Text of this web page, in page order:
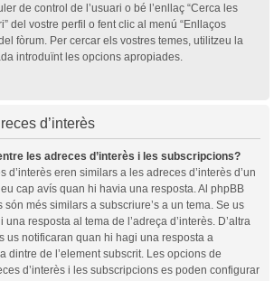
de control de l’usuari o bé l’enllaç “Cerca les
del vostre perfil o fent clic al menú “Enllaços
fòrum. Per cercar els vostres temes, utilitzeu la
introduïnt les opcions apropiades.
d’interès
les adreces d’interès i les subscripcions?
d’interès eren similars a les adreces d’interès d’un
cap avís quan hi havia una resposta. Al phpBB
són més similars a subscriure’s a un tema. Se us
resposta al tema de l’adreça d’interès. D’altra
us notificaran quan hi hagi una resposta a
dintre de l’element subscrit. Les opcions de
d’interès i les subscripcions es poden configurar